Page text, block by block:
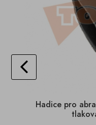
Hadice pro